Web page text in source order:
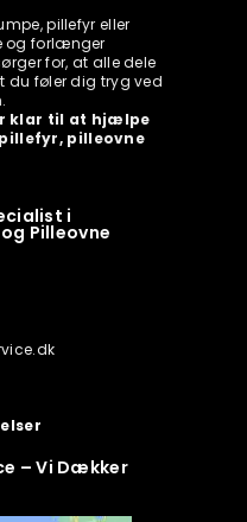
pillefyr eller
og forlænger
for, at alle dele
du føler dig tryg ved
klar til at hjælpe
pilleovne
i
Pilleovne
– Vi Dækker